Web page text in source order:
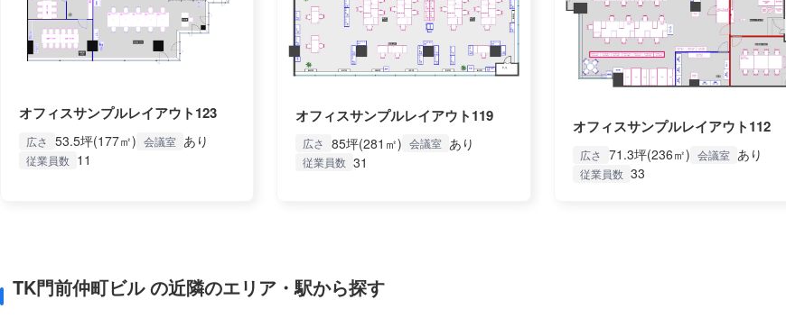
オフィスサンプルレイアウト123
広さ 53.5坪(177㎡) 会議室 あり
従業員数 11
オフィスサンプルレイアウト119
広さ 85坪(281㎡) 会議室 あり
従業員数 31
オフィスサンプルレイアウト112
広さ 71.3坪(236㎡) 会議室 あり
従業員数 33
TK門前仲町ビル の近隣のエリア・駅から探す